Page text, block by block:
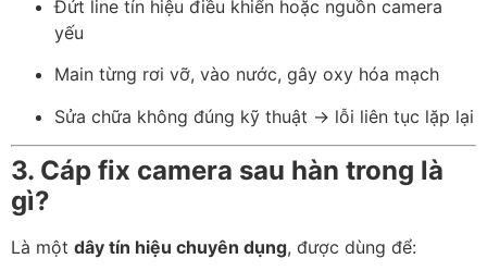
Đứt line tín hiệu điều khiển hoặc nguồn camera
yếu
Main từng rơi vỡ, vào nước, gây oxy hóa mạch
Sửa chữa không đúng kỹ thuật → lỗi liên tục lặp lại
3. Cáp fix camera sau hàn trong là
gì?
Là một dây tín hiệu chuyên dụng, được dùng để: